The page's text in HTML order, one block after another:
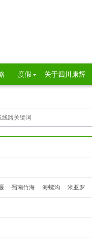
度假 关于四川康辉
蜀南竹海 海螺沟 米亚罗